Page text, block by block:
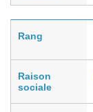
Rang
Raison
sociale